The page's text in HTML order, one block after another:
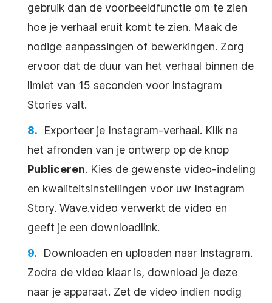
gebruik dan de voorbeeldfunctie om te zien
hoe je verhaal eruit komt te zien. Maak de
nodige aanpassingen of bewerkingen. Zorg
ervoor dat de duur van het verhaal binnen de
limiet van 15 seconden voor Instagram
Stories valt.
Exporteer je Instagram-verhaal. Klik na
het afronden van je ontwerp op de knop
Publiceren. Kies de gewenste video-indeling
en kwaliteitsinstellingen voor uw Instagram
Story. Wave.video verwerkt de video en
geeft je een downloadlink.
Downloaden en uploaden naar Instagram.
Zodra de video klaar is, download je deze
naar je apparaat. Zet de video indien nodig